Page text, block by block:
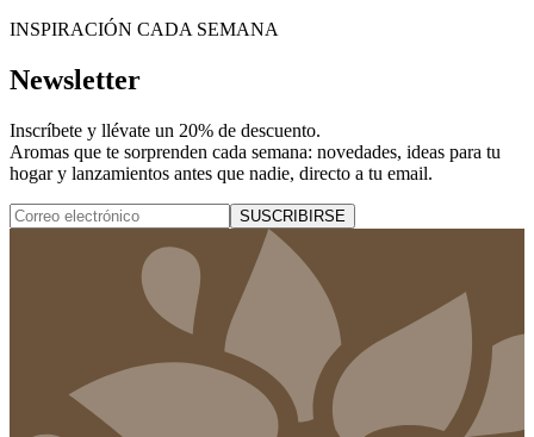
INSPIRACIÓN CADA SEMANA
Newsletter
Inscríbete y llévate un 20% de descuento.
Aromas que te sorprenden cada semana: novedades, ideas para tu
hogar y lanzamientos antes que nadie, directo a tu email.
SUSCRIBIRSE